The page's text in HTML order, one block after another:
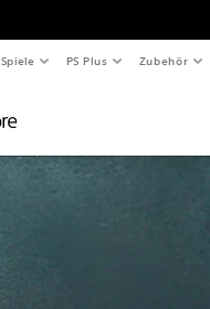
Spiele PS Plus Zubehör